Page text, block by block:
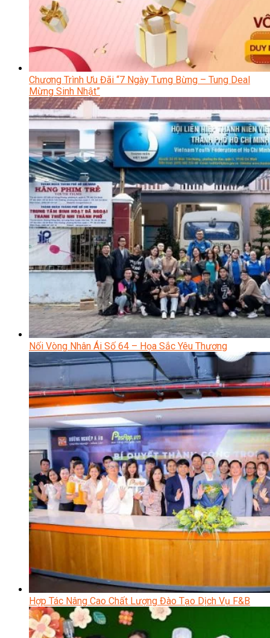
Chương Trình Ưu Đãi “7 Ngày Tưng Bừng – Tung Deal
Mừng Sinh Nhật”
Nối Vòng Nhân Ái Số 64 – Họa Sắc Yêu Thương
Hợp Tác Nâng Cao Chất Lượng Đào Tạo Dịch Vụ F&B